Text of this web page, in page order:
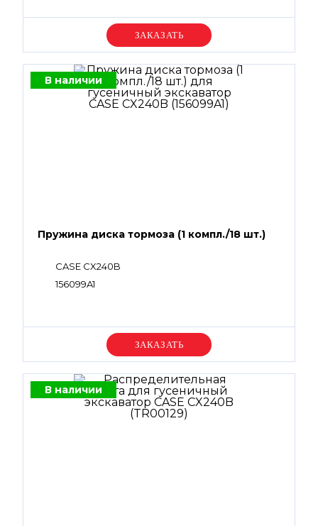
Уточняйте цену
В наличии
Пружина диска тормоза (1 компл./18 шт.)
CASE CX240B
156099A1
Уточняйте цену
В наличии